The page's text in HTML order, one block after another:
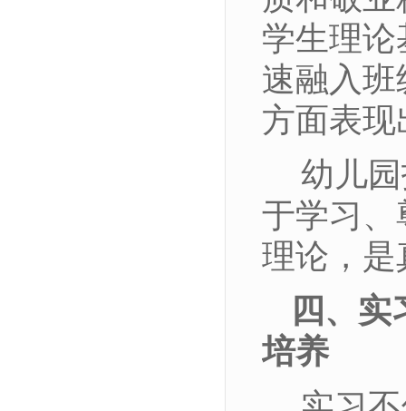
学生理
速融入
方面表
幼儿
于学习、
理论，是
四、
培养